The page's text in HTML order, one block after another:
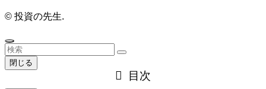
© 投資の先生.
閉じる
目次